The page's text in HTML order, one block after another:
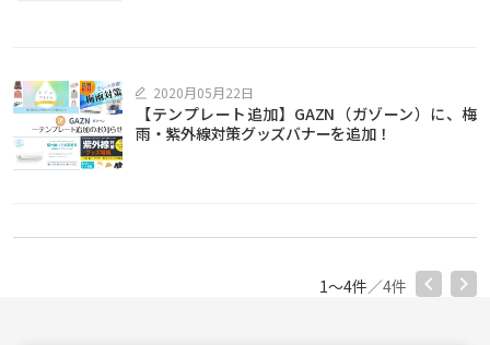
2020月05月22日
【テンプレート追加】GAZN（ガゾーン）に、梅
雨・紫外線対策グッズバナーを追加！
1〜4件／4件